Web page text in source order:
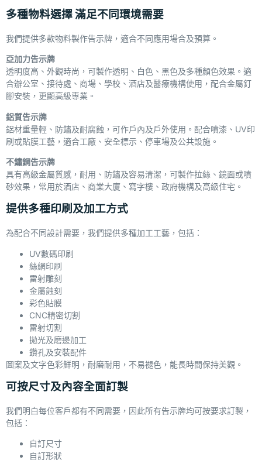
多種物料選擇 滿足不同環境需要
我們提供多款物料製作告示牌，適合不同應用場合及預算。
亞加力告示牌
透明度高、外觀時尚，可製作透明、白色、黑色及多種顏色效果。適
合辦公室、接待處、商場、學校、酒店及醫療機構使用，配合金屬釘
腳安裝，更顯高級專業。
鋁質告示牌
鋁材重量輕、防鏽及耐腐蝕，可作戶內及戶外使用。配合噴漆、UV印
刷或貼膜工藝，適合工廠、安全標示、停車場及公共設施。
不鏽鋼告示牌
具有高級金屬質感，耐用、防鏽及容易清潔，可製作拉絲、鏡面或噴
砂效果，常用於酒店、商業大廈、寫字樓、政府機構及高級住宅。
提供多種印刷及加工方式
為配合不同設計需要，我們提供多種加工工藝，包括：
UV數碼印刷
絲網印刷
雷射雕刻
金屬蝕刻
彩色貼膜
CNC精密切割
雷射切割
拋光及磨邊加工
鑽孔及安裝配件
圖案及文字色彩鮮明，耐磨耐用，不易褪色，能長時間保持美觀。
可按尺寸及內容全面訂製
我們明白每位客戶都有不同需要，因此所有告示牌均可按要求訂製，
包括：
自訂尺寸
自訂形狀